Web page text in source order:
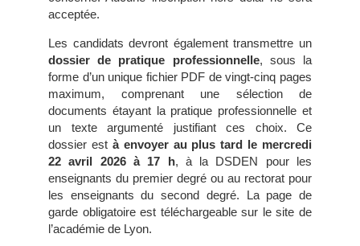
acceptée.
Les candidats devront également transmettre un
dossier de pratique professionnelle, sous la
forme d’un unique fichier PDF de vingt-cinq pages
maximum, comprenant une sélection de
documents étayant la pratique professionnelle et
un texte argumenté justifiant ces choix. Ce
dossier est à envoyer au plus tard le mercredi
22 avril 2026 à 17 h, à la DSDEN pour les
enseignants du premier degré ou au rectorat pour
les enseignants du second degré. La page de
garde obligatoire est téléchargeable sur le site de
l’académie de Lyon.